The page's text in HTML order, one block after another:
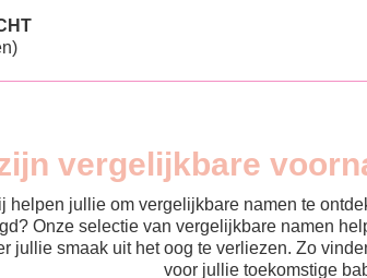
vergelijkbare
jullie om vergelijkbare namen te
Onze selectie van vergelijkbare namen
jullie smaak uit het oog te verliezen. Zo
voor jullie toekomstige